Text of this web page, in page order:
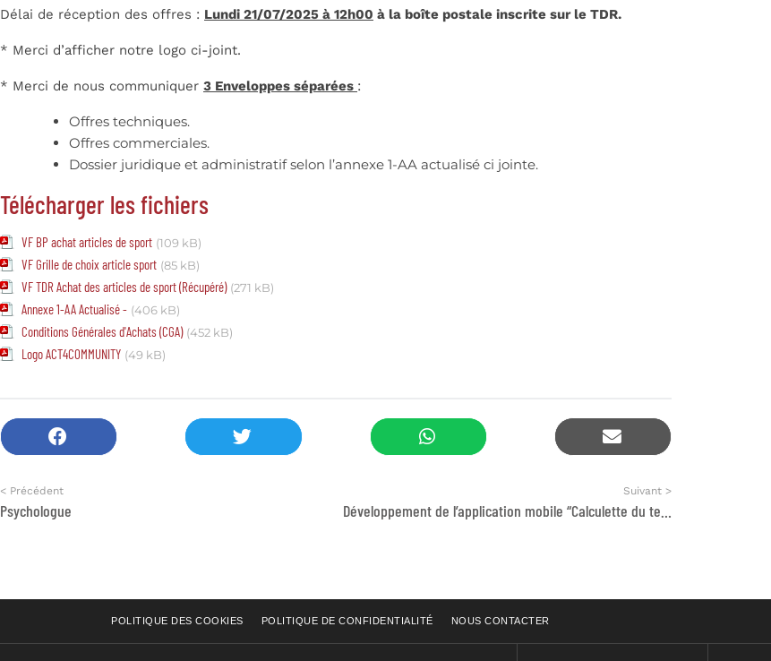
Délai de réception des offres : Lundi 21/07/2025 à 12h00 à la boîte postale inscrite sur le TDR.
* Merci d’afficher notre logo ci-joint.
* Merci de nous communiquer 3 Enveloppes séparées :
Offres techniques.
Offres commerciales.
Dossier juridique et administratif selon l’annexe 1-AA actualisé ci jointe.
Télécharger les fichiers
VF BP achat articles de sport (109 kB)
VF Grille de choix article sport (85 kB)
VF TDR Achat des articles de sport (Récupéré) (271 kB)
Annexe 1-AA Actualisé - (406 kB)
Conditions Générales d'Achats (CGA) (452 kB)
Logo ACT4COMMUNITY (49 kB)
< Précédent
Psychologue
Suivant >
POLITIQUE DES COOKIES POLITIQUE DE CONFIDENTIALITÉ NOUS CONTACTER